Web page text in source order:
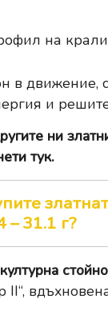
на
в движение,
и
ни
тук.
31.1 г?
II“,